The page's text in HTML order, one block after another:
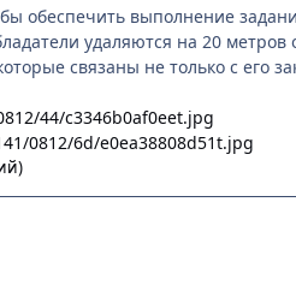
обеспечить выполнение
удаляются на 20
связаны не только с его
44/c3346b0af0eet.jpg
0812/6d/e0ea38808d51t.jpg